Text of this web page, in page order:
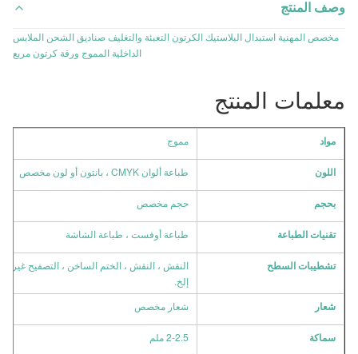
وصف المنتج
مخصص المهنية استبدال البلاستيك الكرتون التعبئة والتغليف صناديق الشحن الملابس
الداخلية المموج ورقة كرتون مربع
معلمات المنتج
مواد مموج
اللون طباعة ألوان CMYK ، بانتون أو لون مخصص
بحجم حجم مخصص
تقنيات الطباعة طباعة أوفست ، طباعة الشاشة
تشطيبات السطح
النقش ، النقش ، الختم الساخن ، التصفيح غير
إلخ.
شعار شعار مخصص
سماكة 2-2.5 ملم